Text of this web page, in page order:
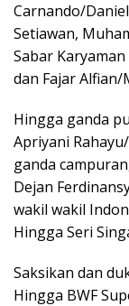
Carnando/
Setiawan,
Sabar
dan Fajar Alfian/
Hingga ganda
Apriyani
ganda
Dejan
wakil wakil
Hingga Seri
Saksikan dan
Hingga BWF